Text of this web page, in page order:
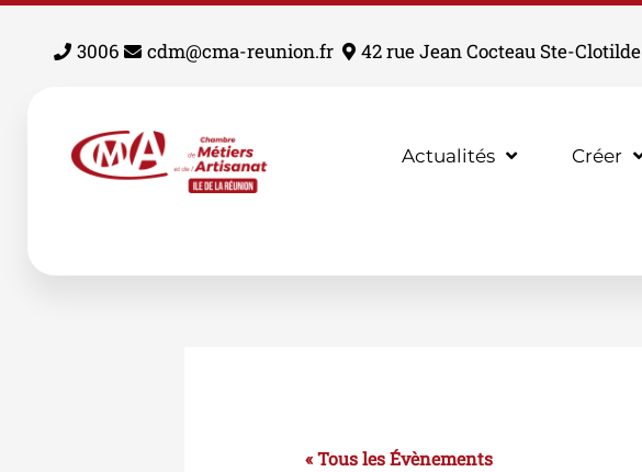
Aller
contenu
3006 cdm@cma-reunion.fr 42 rue Jean Cocteau Ste-Clotilde
Actualités Créer
« Tous les Évènements